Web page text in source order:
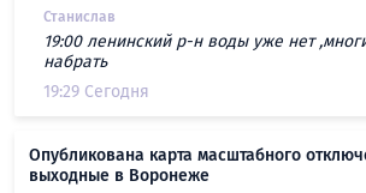
Станислав
19:00 ленинский р-н воды уже нет
набрать
19:29 Сегодня
Опубликована карта масштабного
выходные в Воронеже